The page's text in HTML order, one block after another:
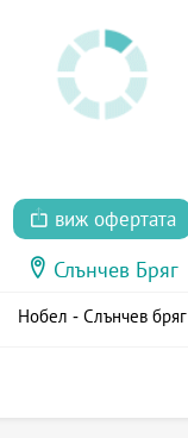
виж офертата
Слънчев Бряг
Нобел - Слънчев бряг